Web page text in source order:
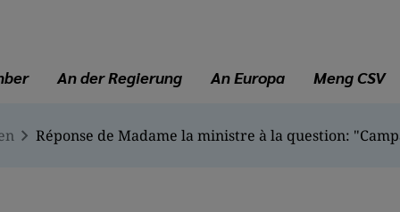
An der Regierung An Europa Meng CSV